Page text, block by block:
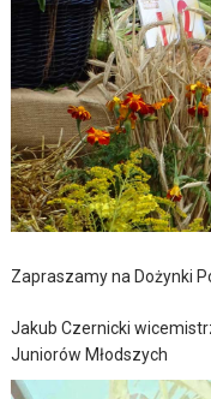
Zapraszamy na Dożynki
Jakub Czernicki
Juniorów Młodszych